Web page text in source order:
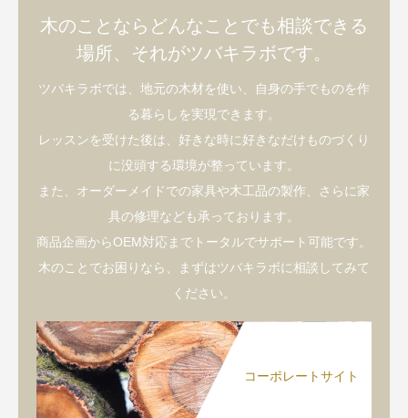
木のことならどんなことでも相談できる
場所、それがツバキラボです。
ツバキラボでは、地元の木材を使い、自身の手でものを作
る暮らしを実現できます。
レッスンを受けた後は、好きな時に好きなだけものづくり
に没頭する環境が整っています。
また、オーダーメイドでの家具や木工品の製作、さらに家
具の修理なども承っております。
商品企画からOEM対応までトータルでサポート可能です。
木のことでお困りなら、まずはツバキラボに相談してみて
ください。
コーポレートサイト